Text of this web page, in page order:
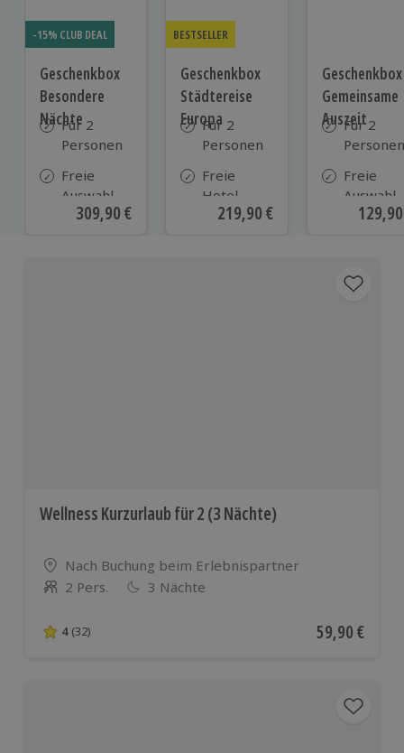
-15% CLUB DEAL
Geschenkbox
Besondere
Nächte
Für 2
Personen
Freie
Auswahl
aus ca. 290
Aktueller Preis
309,90 €
BESTSELLER
Geschenkbox
Städtereise
Europa
Für 2
Personen
Freie
Hotel-
Auswahl
Aktueller Preis
219,90 €
Geschenkbox
Gemeinsame
Auszeit
Für 2
Personen
Freie
Auswahl
aus ca.
Wellness Kurzurlaub für 2 (3 Nächte)
Standort
Nach Buchung beim Erlebnispartner
Anzahl der Teilnehmer
2 Pers. 3 Nächte
4 von 5 Sternen basierend auf 32 Bewertungen
4 (32) Aktueller
59,90 €